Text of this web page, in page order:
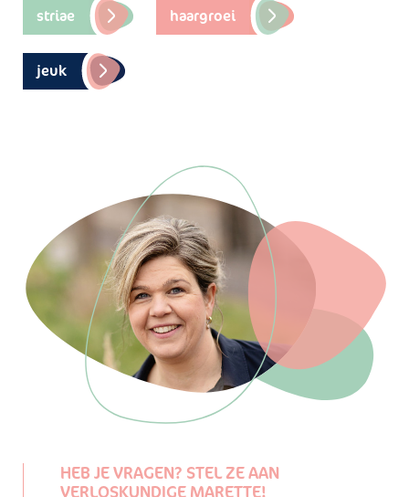
striae haargroei
jeuk
HEB JE VRAGEN? STEL ZE AAN
VERLOSKUNDIGE MARETTE!